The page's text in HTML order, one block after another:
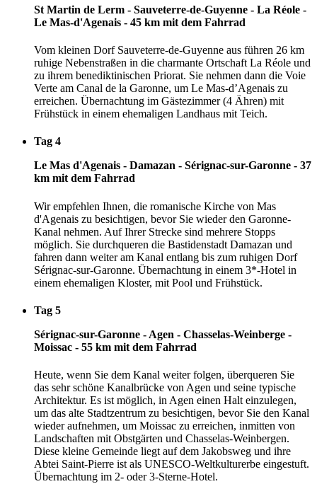
St Martin de Lerm - Sauveterre-de-Guyenne - La Réole -
Le Mas-d'Agenais - 45 km mit dem Fahrrad
Vom kleinen Dorf Sauveterre-de-Guyenne aus führen 26 km
ruhige Nebenstraßen in die charmante Ortschaft La Réole und
zu ihrem benediktinischen Priorat. Sie nehmen dann die Voie
Verte am Canal de la Garonne, um Le Mas-d’Agenais zu
erreichen. Übernachtung im Gästezimmer (4 Ähren) mit
Frühstück in einem ehemaligen Landhaus mit Teich.
Tag 4
Le Mas d'Agenais - Damazan - Sérignac-sur-Garonne - 37
km mit dem Fahrrad
Wir empfehlen Ihnen, die romanische Kirche von Mas
d'Agenais zu besichtigen, bevor Sie wieder den Garonne-
Kanal nehmen. Auf Ihrer Strecke sind mehrere Stopps
möglich. Sie durchqueren die Bastidenstadt Damazan und
fahren dann weiter am Kanal entlang bis zum ruhigen Dorf
Sérignac-sur-Garonne. Übernachtung in einem 3*-Hotel in
einem ehemaligen Kloster, mit Pool und Frühstück.
Tag 5
Sérignac-sur-Garonne - Agen - Chasselas-Weinberge -
Moissac - 55 km mit dem Fahrrad
Heute, wenn Sie dem Kanal weiter folgen, überqueren Sie
das sehr schöne Kanalbrücke von Agen und seine typische
Architektur. Es ist möglich, in Agen einen Halt einzulegen,
um das alte Stadtzentrum zu besichtigen, bevor Sie den Kanal
wieder aufnehmen, um Moissac zu erreichen, inmitten von
Landschaften mit Obstgärten und Chasselas-Weinbergen.
Diese kleine Gemeinde liegt auf dem Jakobsweg und ihre
Abtei Saint-Pierre ist als UNESCO-Weltkulturerbe eingestuft.
Übernachtung im 2- oder 3-Sterne-Hotel.